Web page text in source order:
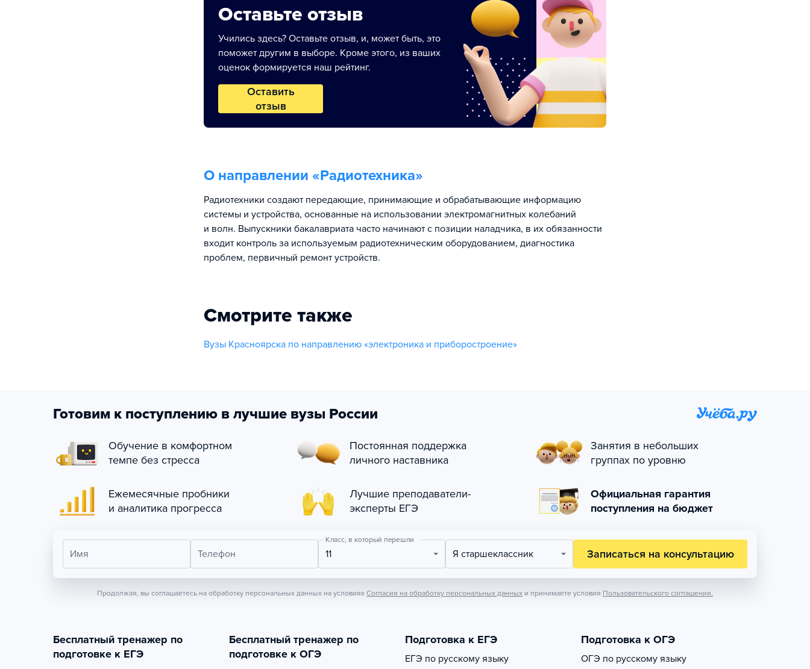
Оставьте отзыв
Учились здесь? Оставьте отзыв, и, может быть, это
поможет другим в выборе. Кроме этого, из ваших
оценок формируется наш рейтинг.
Оставить
отзыв
О направлении «Радиотехника»
Радиотехники создают передающие, принимающие и обрабатывающие информацию
системы и устройства, основанные на использовании электромагнитных колебаний
и волн. Выпускники бакалавриата часто начинают с позиции наладчика, в их обязанности
входит контроль за используемым радиотехническим оборудованием, диагностика
проблем, первичный ремонт устройств.
Смотрите также
Вузы Красноярска по направлению «электроника и приборостроение»
Готовим к поступлению в лучшие вузы России
Обучение в комфортном
темпе без стресса
Постоянная поддержка
личного наставника
Занятия в небольших
группах по уровню
Ежемесячные пробники
и аналитика прогресса
Лучшие преподаватели-
эксперты ЕГЭ
Официальная гарантия
поступления на бюджет
Имя Телефон
Класс, в который перешли
11 Я старшеклассник Записаться на консультацию
Продолжая, вы соглашаетесь на обработку персональных данных на условиях Согласия на обработку персональных данных и принимаете условия Пользовательского соглашения.
Бесплатный тренажер по
подготовке к ЕГЭ
Бесплатный тренажер по
подготовке к ОГЭ
Подготовка к ЕГЭ
ЕГЭ по русскому языку
Подготовка к ОГЭ
ОГЭ по русскому языку